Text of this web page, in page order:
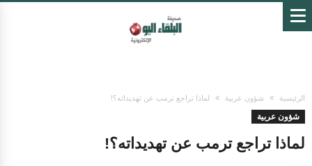
الرئيسية شؤون عربية لماذا تراجع ترمب عن تهديداته؟!
شؤون عربية
لماذا تراجع ترمب عن تهديداته؟!